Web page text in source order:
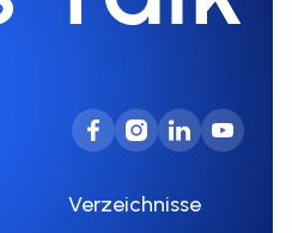
Verzeichnisse